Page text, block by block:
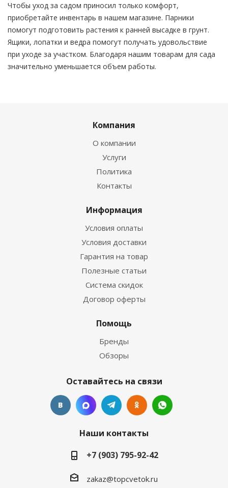
Чтобы уход за садом приносил только комфорт,
приобретайте инвентарь в нашем магазине. Парники
помогут подготовить растения к ранней высадке в грунт.
Ящики, лопатки и ведра помогут получать удовольствие
при уходе за участком. Благодаря нашим товарам для сада
значительно уменьшается объем работы.
Компания
О компании
Услуги
Политика
Контакты
Информация
Условия оплаты
Условия доставки
Гарантия на товар
Полезные статьи
Система скидок
Договор оферты
Помощь
Бренды
Обзоры
Оставайтесь на связи
Наши контакты
+7 (903) 795-92-42
zakaz@topcvetok.ru